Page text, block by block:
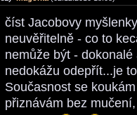
číst Jacobovy
neuvěřitelně - co to
nemůže být -
nedokážu odepřít...je
Současnost se
přiznávám bez